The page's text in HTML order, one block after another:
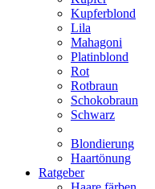
Kupferblond
Lila
Mahagoni
Platinblond
Rot
Rotbraun
Schokobraun
Schwarz
Blondierung
Haartönung
Ratgeber